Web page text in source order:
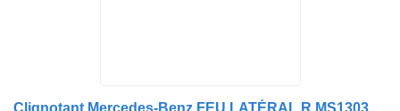
Clignotant Mercedes-Benz FEU LATÉRAL R MS130360 - PIÈCE DE RECHANGE A9418200921 pour camion